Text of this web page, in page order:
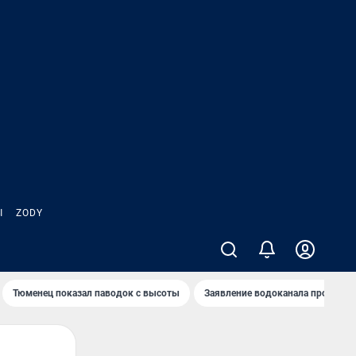
ZODY
Тюменец показал паводок с высоты Заявление водоканала про